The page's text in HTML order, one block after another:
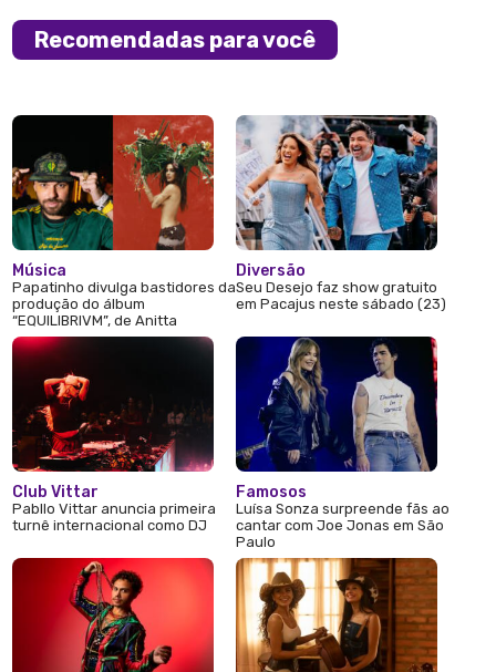
Recomendadas para você
Música
Papatinho divulga bastidores da
produção do álbum
“EQUILIBRIVM”, de Anitta
Club Vittar
Pabllo Vittar anuncia primeira
turnê internacional como DJ
Diversão
Seu Desejo faz show gratuito
em Pacajus neste sábado (23)
Famosos
Luísa Sonza surpreende fãs ao
cantar com Joe Jonas em São
Paulo